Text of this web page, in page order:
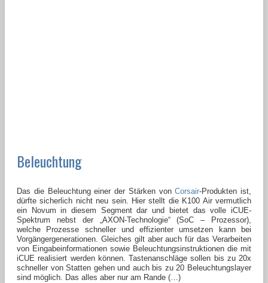
Beleuchtung
Das die Beleuchtung einer der Stärken vonCorsair-Produkten ist,
dürfte sicherlich nicht neu sein. Hier stellt die K100 Air vermutlich
ein Novum in diesem Segment dar und bietet das volle iCUE-
Spektrum nebst der „AXON-Technologie“ (SoC – Prozessor),
welche Prozesse schneller und effizienter umsetzen kann bei
Vorgängergenerationen. Gleiches gilt aber auch für das Verarbeiten
von Eingabeinformationen sowie Beleuchtungsinstruktionen die mit
iCUE realisiert werden können. Tastenanschläge sollen bis zu 20x
schneller von Statten gehen und auch bis zu 20 Beleuchtungslayer
sind möglich. Das alles aber nur am Rande (…)